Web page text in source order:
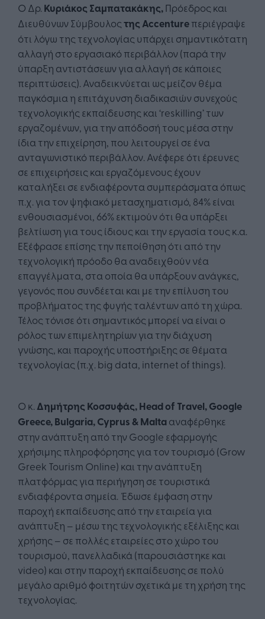
Ο Δρ. Κυριάκος Σαμπατακάκης,Πρόεδρος και
Διευθύνων Σύμβουλοςτης Accentureπεριέγραψε
ότι λόγω της τεχνολογίας υπάρχει σημαντικότατη
αλλαγή στο εργασιακό περιβάλλον (παρά την
ύπαρξη αντιστάσεων για αλλαγή σε κάποιες
περιπτώσεις). Αναδεικνύεται ως μείζον θέμα
παγκόσμια η επιτάχυνση διαδικασιών συνεχούς
τεχνολογικής εκπαίδευσης και ‘reskilling’ των
εργαζομένων, για την απόδοσή τους μέσα στην
ίδια την επιχείρηση, που λειτουργεί σε ένα
ανταγωνιστικό περιβάλλον. Ανέφερε ότι έρευνες
σε επιχειρήσεις και εργαζόμενους έχουν
καταλήξει σε ενδιαφέροντα συμπεράσματα όπως
π.χ. για τον ψηφιακό μετασχηματισμό, 84% είναι
ενθουσιασμένοι, 66% εκτιμούν ότι θα υπάρξει
βελτίωση για τους ίδιους και την εργασία τους κ.α.
Εξέφρασε επίσης την πεποίθηση ότι από την
τεχνολογική πρόοδο θα αναδειχθούν νέα
επαγγέλματα, στα οποία θα υπάρξουν ανάγκες,
γεγονός που συνδέεται και με την επίλυση του
προβλήματος της φυγής ταλέντων από τη χώρα.
Τέλος τόνισε ότι σημαντικός μπορεί να είναι ο
ρόλος των επιμελητηρίων για την διάχυση
γνώσης, και παροχής υποστήριξης σε θέματα
τεχνολογίας (π.χ. big data, internet of things).
Ο κ. Δημήτρης Κοσσυφάς, Head of Travel, Google
Greece, Bulgaria, Cyprus & Maltaαναφέρθηκε
στην ανάπτυξη από την Google εφαρμογής
χρήσιμης πληροφόρησης για τον τουρισμό (Grow
Greek Tourism Online) και την ανάπτυξη
πλατφόρμας για περιήγηση σε τουριστικά
ενδιαφέροντα σημεία. Έδωσε έμφαση στην
παροχή εκπαίδευσης από την εταιρεία για
ανάπτυξη – μέσω της τεχνολογικής εξέλιξης και
χρήσης – σε πολλές εταιρείες στο χώρο του
τουρισμού, πανελλαδικά (παρουσιάστηκε και
video) και στην παροχή εκπαίδευσης σε πολύ
μεγάλο αριθμό φοιτητών σχετικά με τη χρήση της
τεχνολογίας.